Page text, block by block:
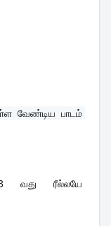
வேண்டிய பாடம்
3 வது ரீல்லயே